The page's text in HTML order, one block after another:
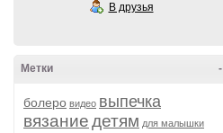
В друзья
-
Метки
болеро видео выпечка
вязаниедетям для малышки